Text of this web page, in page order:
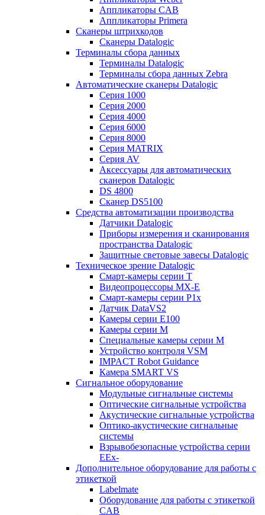
Аппликаторы CAB
Аппликаторы Primera
Сканеры штрихкодов
Сканеры Datalogic
Терминалы сбора данных
Терминалы Datalogic
Терминалы сбора данных Zebra
Автоматические сканеры Datalogic
Серия 1000
Серия 2000
Серия 4000
Серия 6000
Серия 8000
Серия MATRIX
Серия AV
Аксессуары для автоматических
сканеров Datalogic
DS 4800
Сканер DS5100
Средства автоматизации производства
Датчики Datalogic
Приборы измерения и сканирования
пространства Datalogic
Защитные световые завесы Datalogic
Техническое зрение Datalogic
Смарт-камеры серии T
Видеопроцессоры MX-E
Смарт-камеры серии P1x
Датчик DataVS2
Камеры серии E100
Камеры серии M
Специальные камеры серии M
Устройство контроля VSM
IMPACT Robot Guidance
Камера SMART VS
Cигнальное оборудование
Модульные сигнальные системы
Оптические сигнальные устройства
Акустические сигнальные устройства
Оптико-акустические сигнальные
системы
Взрывобезопасные устройства серии
EEx-
Дополнительное оборудование для работы с
этикеткой
Labelmate
Оборудование для работы с этикеткой
CAB